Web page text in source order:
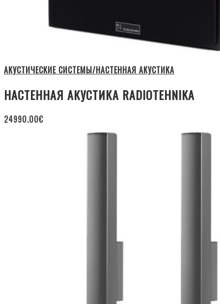
АКУСТИЧЕСКИЕ СИСТЕМЫ/НАСТЕННАЯ АКУСТИКА
НАСТЕННАЯ АКУСТИКА RADIOTEHNIKA
24990.00€